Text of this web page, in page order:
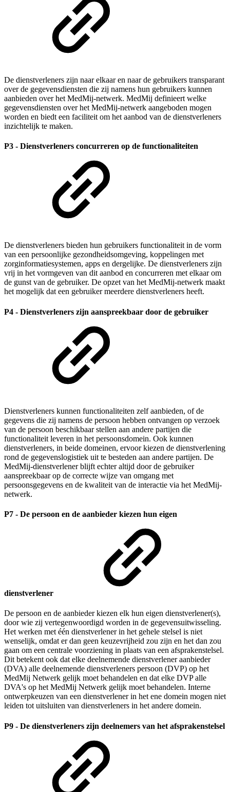
De dienstverleners zijn naar elkaar en naar de gebruikers transparant
over de gegevensdiensten die zij namens hun gebruikers kunnen
aanbieden over het MedMij-netwerk. MedMij definieert welke
gegevensdiensten over het MedMij-netwerk aangeboden mogen
worden en biedt een faciliteit om het aanbod van de dienstverleners
inzichtelijk te maken.
P3 - Dienstverleners concurreren op de functionaliteiten
De dienstverleners bieden hun gebruikers functionaliteit in de vorm
van een persoonlijke gezondheidsomgeving, koppelingen met
zorginformatiesystemen, apps en dergelijke. De dienstverleners zijn
vrij in het vormgeven van dit aanbod en concurreren met elkaar om
de gunst van de gebruiker. De opzet van het MedMij-netwerk maakt
het mogelijk dat een gebruiker meerdere dienstverleners heeft.
P4 - Dienstverleners zijn aanspreekbaar door de gebruiker
Dienstverleners kunnen functionaliteiten zelf aanbieden, of de
gegevens die zij namens de persoon hebben ontvangen op verzoek
van de persoon beschikbaar stellen aan andere partijen die
functionaliteit leveren in het persoonsdomein. Ook kunnen
dienstverleners, in beide domeinen, ervoor kiezen de dienstverlening
rond de gegevenslogistiek uit te besteden aan andere partijen. De
MedMij-dienstverlener blijft echter altijd door de gebruiker
aanspreekbaar op de correcte wijze van omgang met
persoonsgegevens en de kwaliteit van de interactie via het MedMij-
netwerk.
P7 - De persoon en de aanbieder kiezen hun eigen
dienstverlener
De persoon en de aanbieder kiezen elk hun eigen dienstverlener(s),
door wie zij vertegenwoordigd worden in de gegevensuitwisseling.
Het werken met één dienstverlener in het gehele stelsel is niet
wenselijk, omdat er dan geen keuzevrijheid zou zijn en het dan zou
gaan om een centrale voorziening in plaats van een afsprakenstelsel.
Dit betekent ook dat elke deelnemende dienstverlener aanbieder
(DVA) alle deelnemende dienstverleners persoon (DVP) op het
MedMij Netwerk gelijk moet behandelen en dat elke DVP alle
DVA's op het MedMij Netwerk gelijk moet behandelen. Interne
ontwerpkeuzen van een dienstverlener in het ene domein mogen niet
leiden tot uitsluiten van dienstverleners in het andere domein.
P9 - De dienstverleners zijn deelnemers van het afsprakenstelsel